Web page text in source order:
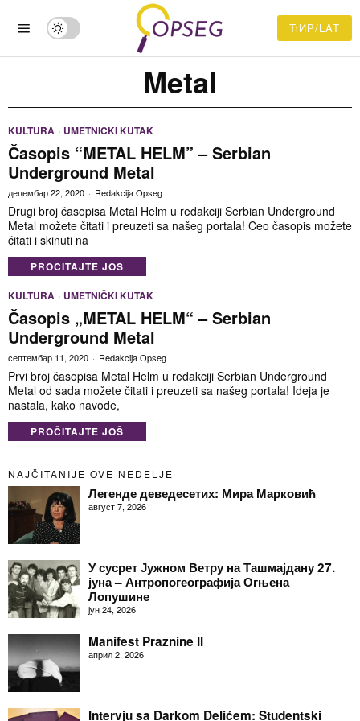
ЋИР/LAT
Metal
KULTURA · UMETNIČKI KUTAK
Časopis “METAL HELM” – Serbian
Underground Metal
децембар 22, 2020 Redakcija Opseg
Drugi broj časopisa Metal Helm u redakciji Serbian Underground
Metal možete čitati i preuzeti sa našeg portala! Ceo časopis možete
čitati i skinuti na
PROČITAJTE JOŠ
KULTURA · UMETNIČKI KUTAK
Časopis „METAL HELM“ – Serbian
Underground Metal
септембар 11, 2020 Redakcija Opseg
Prvi broj časopisa Metal Helm u redakciji Serbian Underground
Metal od sada možete čitati i preuzeti sa našeg portala! Ideja je
nastala, kako navode,
PROČITAJTE JOŠ
NAJČITANIJE OVE NEDELJE
Легенде деведесетих: Мира Марковић
август 7, 2026
У сусрет Јужном Ветру на Ташмајдану 27.
јуна – Антропогеографија Огњена
Лопушине
јун 24, 2026
Manifest Praznine II
април 2, 2026
Intervju sa Darkom Delićem: Studentski